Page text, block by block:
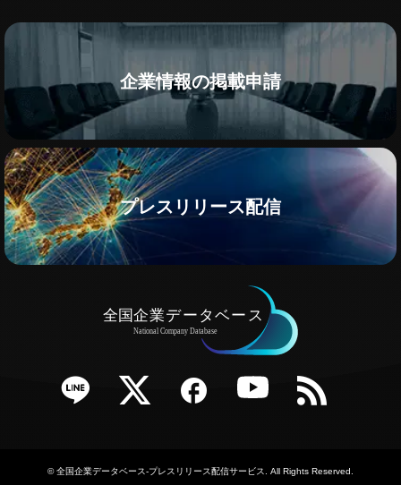
企業情報の掲載申請
プレスリリース配信
Twitter Facebook YouTube RSS
©全国企業データベース-プレスリリース配信サービス . All Rights Reserved.